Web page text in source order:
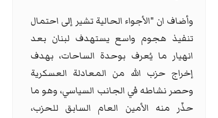
وأضاف ان "الأجواء الحالية تشير إلى احتمال
تنفيذ هجوم واسع يستهدف لبنان بعد
انهيار ما يُعرف بوحدة الساحات، بهدف
إخراج حزب الله من المعادلة العسكرية
وحصر نشاطه في الجانب السياسي، وهو ما
حذّر منه الأمين العام السابق للحزب،